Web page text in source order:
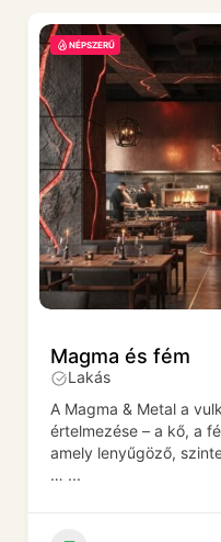
NÉPSZERŰ
Magma és fém
Lakás
A Magma & Metal a
értelmezése – a kő, a
amely lenyűgöző,
… ...